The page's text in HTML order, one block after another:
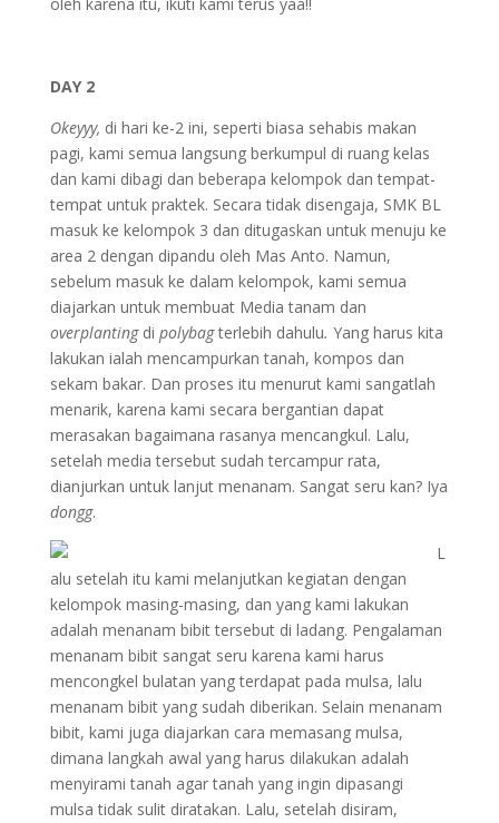
DAY 2
Okeyyy, di hari ke-2 ini, seperti biasa sehabis makan
pagi, kami semua langsung berkumpul di ruang kelas
dan kami dibagi dan beberapa kelompok dan tempat-
tempat untuk praktek. Secara tidak disengaja, SMK BL
masuk ke kelompok 3 dan ditugaskan untuk menuju ke
area 2 dengan dipandu oleh Mas Anto. Namun,
sebelum masuk ke dalam kelompok, kami semua
diajarkan untuk membuat Media tanam dan
overplantingdi polybagterlebih dahulu. Yang harus kita
lakukan ialah mencampurkan tanah, kompos dan
sekam bakar. Dan proses itu menurut kami sangatlah
menarik, karena kami secara bergantian dapat
merasakan bagaimana rasanya mencangkul. Lalu,
setelah media tersebut sudah tercampur rata,
dianjurkan untuk lanjut menanam. Sangat seru kan? Iya
dongg.
L
alu setelah itu kami melanjutkan kegiatan dengan
kelompok masing-masing, dan yang kami lakukan
adalah menanam bibit tersebut di ladang. Pengalaman
menanam bibit sangat seru karena kami harus
mencongkel bulatan yang terdapat pada mulsa, lalu
menanam bibit yang sudah diberikan. Selain menanam
bibit, kami juga diajarkan cara memasang mulsa,
dimana langkah awal yang harus dilakukan adalah
menyirami tanah agar tanah yang ingin dipasangi
mulsa tidak sulit diratakan. Lalu, setelah disiram,